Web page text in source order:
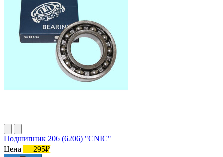
Подшипник 206 (6206) "CNIC"
Цена
295₽